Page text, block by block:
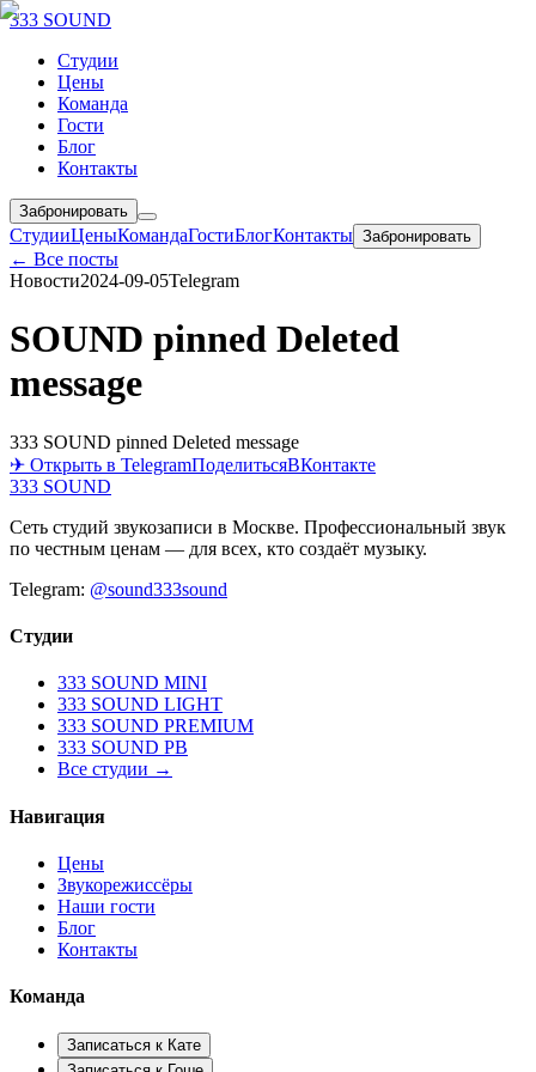
333 SOUND
Студии
Цены
Команда
Гости
Блог
Контакты
Забронировать
СтудииЦеныКомандаГостиБлогКонтакты Забронировать
← Все посты
Новости2024-09-05Telegram
SOUND pinned Deleted
message
333 SOUND pinned Deleted message
✈ Открыть в TelegramПоделитьсяВКонтакте
333 SOUND
Сеть студий звукозаписи в Москве. Профессиональный звук
по честным ценам — для всех, кто создаёт музыку.
Telegram: @sound333sound
Студии
333 SOUND MINI
333 SOUND LIGHT
333 SOUND PREMIUM
333 SOUND PB
Все студии →
Навигация
Цены
Звукорежиссёры
Наши гости
Блог
Контакты
Команда
Записаться к Кате